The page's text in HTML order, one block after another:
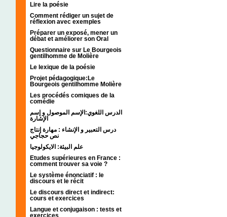
Lire la poésie
Comment rédiger un sujet de
réflexion avec exemples
Préparer un exposé, mener un
débat et améliorer son Oral
Questionnaire sur Le Bourgeois
gentilhomme de Molière
Le lexique de la poésie
Projet pédagogique:Le
Bourgeois gentilhomme Molière
Les procédés comiques de la
comédie
الدرس اللغوي:الإسم الموصول و إسم
الإشارة
درس التعبير و الإنشاء : مهارة إنتاج
نص حجاجي
علم البيئة: الايكولوجيا
Etudes supérieures en France :
comment trouver sa voie ?
Le système énonciatif : le
discours et le récit
Le discours direct et indirect:
cours et exercices
Langue et conjugaison : tests et
exercices